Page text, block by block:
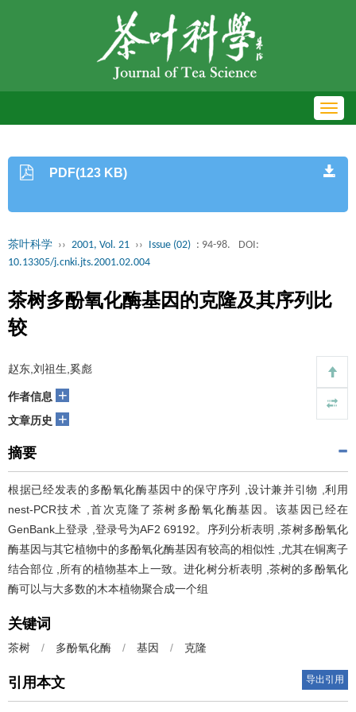
PDF(123 KB)
茶叶科学 ›› 2001, Vol. 21 ›› Issue (02) : 94-98.
DOI:
10.13305/j.cnki.jts.2001.02.004
茶树多酚氧化酶基因的克隆及其序列比
较
赵东,刘祖生,奚彪
作者信息 +
文章历史 +
摘要
根据已经发表的多酚氧化酶基因中的保守序列 ,设计兼并引物 ,利用
nest-PCR技术 ,首次克隆了茶树多酚氧化酶基因。该基因已经在
GenBank上登录 ,登录号为AF2 69192。序列分析表明 ,茶树多酚氧化
酶基因与其它植物中的多酚氧化酶基因有较高的相似性 ,尤其在铜离子
结合部位 ,所有的植物基本上一致。进化树分析表明 ,茶树的多酚氧化
酶可以与大多数的木本植物聚合成一个组
关键词
茶树 / 多酚氧化酶 / 基因 / 克隆
引用本文 导出引用